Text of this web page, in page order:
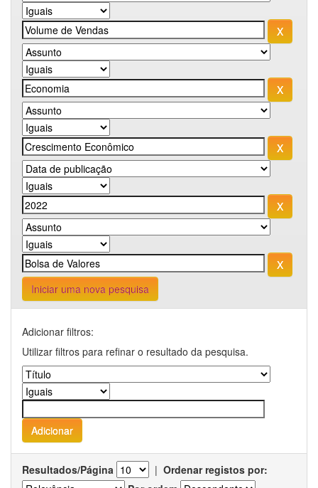
Iniciar uma nova pesquisa
Adicionar filtros:
Utilizar filtros para refinar o resultado da pesquisa.
Resultados/Página | Ordenar registos por: